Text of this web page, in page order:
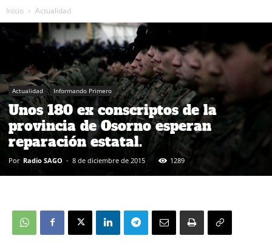
Inicio Actualidad
Actualidad Informando Primero
Unos 180 ex conscriptos de la
provincia de Osorno esperan
reparación estatal.
Por Radio SAGO - 8 de diciembre de 2015 1289